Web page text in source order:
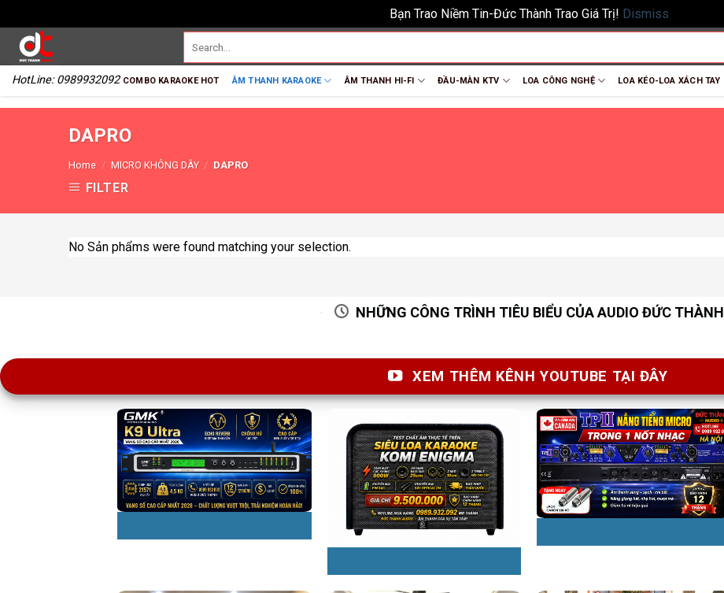
Bạn Trao Niềm Tin-Đức Thành Trao Giá Trị! Dismiss
HotLine: 0989932092 COMBO KARAOKE HOT ÂM THANH KARAOKE ÂM THANH HI-FI ĐẦU-MÀN KTV LOA CÔNG NGHỆ LOA KÉO-LOA XÁCH TAY
DAPRO
Home / MICRO KHÔNG DÂY / DAPRO
FILTER
No Sản phẩms were found matching your selection.
NHỮNG CÔNG TRÌNH TIÊU BIỂU CỦA AUDIO ĐỨC THÀNH
XEM THÊM KÊNH YOUTUBE TẠI ĐÂY